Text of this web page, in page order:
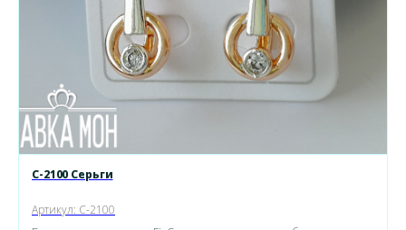
С-2100 Серьги
Артикул: С-2100